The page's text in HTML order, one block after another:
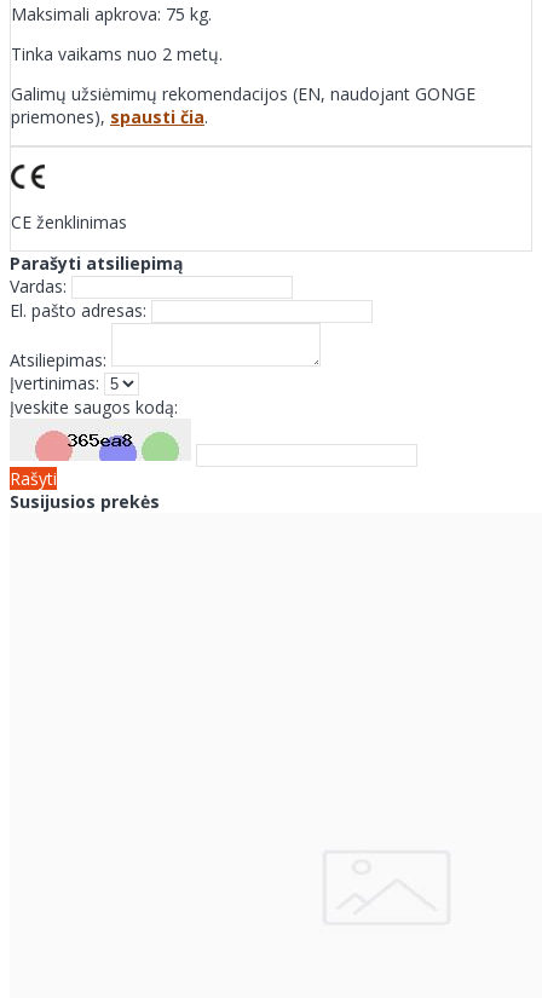
Maksimali apkrova: 75 kg.
Tinka vaikams nuo 2 metų.
Galimų užsiėmimų rekomendacijos (EN, naudojant GONGE
priemones), spausti čia.
CE ženklinimas
Parašyti atsiliepimą
Vardas:
El. pašto adresas:
Atsiliepimas:
Įvertinimas:
Įveskite saugos kodą:
Rašyti
Susijusios prekės